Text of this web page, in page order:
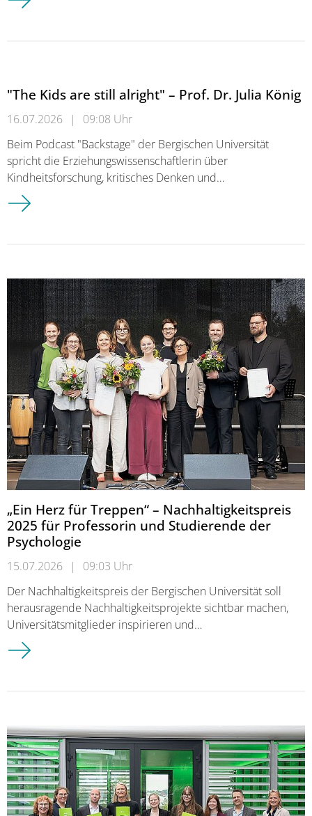
"The Kids are still alright" – Prof. Dr. Julia König
16.07.2026 |
09:08 Uhr
Beim Podcast "Backstage" der Bergischen Universität
spricht die Erziehungswissenschaftlerin über
Kindheitsforschung, kritisches Denken und…
"The Kids are still alright" – Prof. Dr. Julia König
„Ein Herz für Treppen“ – Nachhaltigkeitspreis
2025 für Professorin und Studierende der
Psychologie
15.07.2026 |
09:03 Uhr
Der Nachhaltigkeitspreis der Bergischen Universität soll
herausragende Nachhaltigkeitsprojekte sichtbar machen,
Universitätsmitglieder inspirieren und…
„Ein Herz für Treppen“ – Nachhaltigkeitspreis 2025 für